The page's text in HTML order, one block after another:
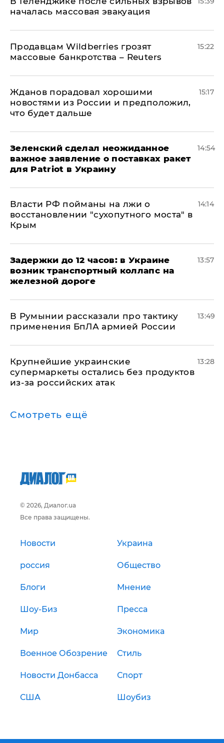
началась массовая эвакуация
Продавцам Wildberries грозят
массовые банкротства – Reuters
15:22
Жданов порадовал хорошими
новостями из России и предположил,
что будет дальше
15:17
Зеленский сделал неожиданное
важное заявление о поставках ракет
для Patriot в Украину
14:54
Власти РФ пойманы на лжи о
восстановлении "сухопутного моста" в
Крым
14:14
Задержки до 12 часов: в Украине
возник транспортный коллапс на
железной дороге
13:57
В Румынии рассказали про тактику
применения БпЛА армией России
13:49
Крупнейшие украинские
супермаркеты остались без продуктов
из-за российских атак
13:28
Смотреть ещё
© 2026, Диалог.ua
Все права защищены.
Новости Украина
россия Общество
Блоги Мнение
Шоу-Биз Пресса
Мир Экономика
Военное Обозрение Стиль
Новости Донбасса Спорт
США Шоубиз